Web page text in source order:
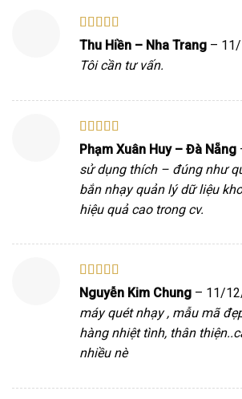
Được xếp
5 sao
Thu Hiền – Nha Trang –
Tôi cần tư vấn.
Được xếp
hạng5 5 sao
Phạm Xuân Huy – Đà Nẵng
sử dụng thích – đúng như
bắn nhạy quản lý dữ liệu
hiệu quả cao trong cv.
Được xếp
hạng55 sao
Nguyễn Kim Chung – 11/
máy quét nhạy , mẫu mã
hàng nhiệt tình, thân
nhiều nè